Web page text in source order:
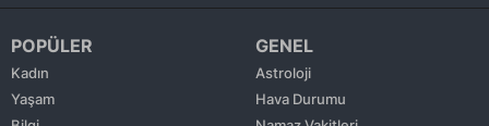
Gaziantep
Giresun
POPÜLER
Kadın
Yaşam
GENEL
Astroloji
Hava Durumu